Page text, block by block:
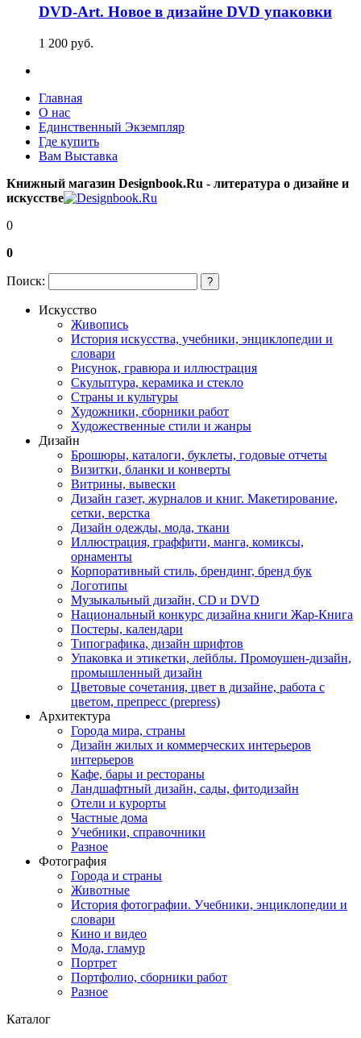
DVD-Art. Новое в дизайне DVD упаковки
1 200 pуб.
Главная
О нас
Единственный Экземпляр
Где купить
Вам Выставка
Книжный магазин Designbook.Ru - литература о дизайне и
искусстве
0
0
Поиск: ?
Искусство
Живопись
История искусства, учебники, энциклопедии и
словари
Рисунок, гравюра и иллюстрация
Скульптура, керамика и стекло
Страны и культуры
Художники, сборники работ
Художественные стили и жанры
Дизайн
Брошюры, каталоги, буклеты, годовые отчеты
Визитки, бланки и конверты
Витрины, вывески
Дизайн газет, журналов и книг. Макетирование,
сетки, верстка
Дизайн одежды, мода, ткани
Иллюстрация, граффити, манга, комиксы,
орнаменты
Корпоративный стиль, брендинг, бренд бук
Логотипы
Музыкальный дизайн, СD и DVD
Национальный конкурс дизайна книги Жар-Книга
Постеры, календари
Типографика, дизайн шрифтов
Упаковка и этикетки, лейблы. Промоушен-дизайн,
промышленный дизайн
Цветовые сочетания, цвет в дизайне, работа с
цветом, препресс (prepress)
Архитектура
Города мира, страны
Дизайн жилых и коммерческих интерьеров
интерьеров
Кафе, бары и рестораны
Ландшафтный дизайн, сады, фитодизайн
Отели и курорты
Частные дома
Учебники, справочники
Разное
Фотография
Города и страны
Животные
История фотографии. Учебники, энциклопедии и
словари
Кино и видео
Мода, гламур
Портрет
Портфолио, сборники работ
Разное
Каталог